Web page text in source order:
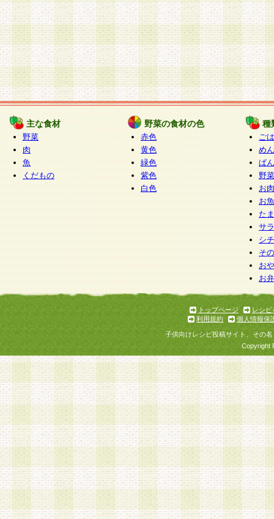
主な食材
野菜
肉
魚
くだもの
野菜の食材の色
赤色
黄色
緑色
紫色
白色
種
ご
めん
ぱん
野
お
お
た
サ
シ
そ
お
お
トップページ
レシピ
利用規約
個人情報保
子供向けレシピ投稿サイト、その
Copyright